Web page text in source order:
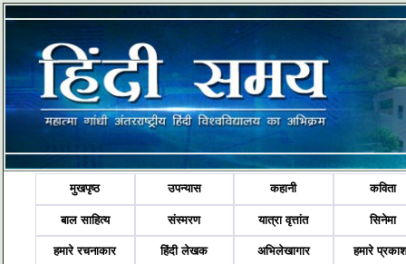
मुखपृष्ठ उपन्यास कहानी कविता
बाल साहित्य संस्मरण यात्रा वृत्तांत सिनेमा
हमारे रचनाकार हिंदी लेखक अभिलेखागार हमारे